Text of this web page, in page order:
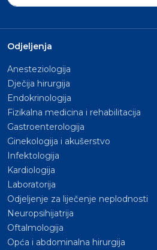
Odjeljenja
Anesteziologija
Dječija hirurgija
Endokrinologija
Fizikalna medicina i rehabilitacija
Gastroenterologija
Ginekologija i akušerstvo
Infektologija
Kardiologija
Laboratorija
Odjeljenje za liječenje neplodnosti
Neuropsihijatrija
Oftalmologija
Opća i abdominalna hirurgija